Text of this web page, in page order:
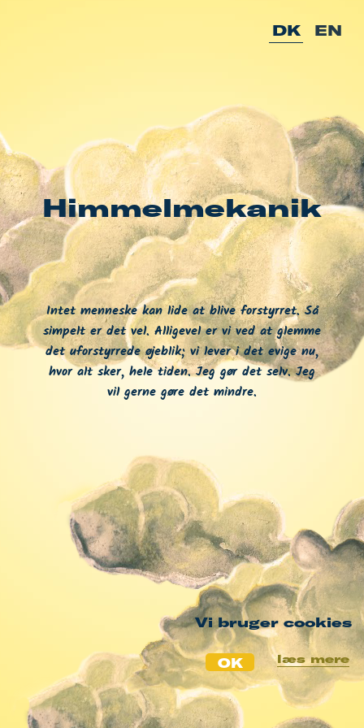
Himmelmekanik
DK EN
Intet menneske kan lide at blive forstyrret. Så
simpelt er det vel. Alligevel er vi ved at glemme
det uforstyrrede øjeblik; vi lever i det evige nu,
hvor alt sker, hele tiden. Jeg gør det selv. Jeg
vil gerne gøre det mindre.
Vi bruger cookies
læs mere
OK